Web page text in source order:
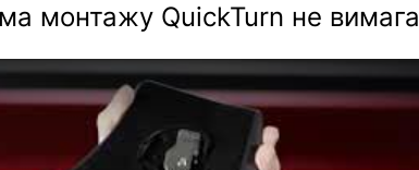
монтажу QuickTurn не